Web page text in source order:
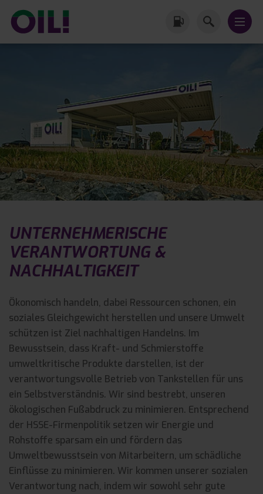
UNTERNEHMERISCHE
VERANTWORTUNG &
NACHHALTIGKEIT
Ökonomisch handeln, dabei Ressourcen schonen, ein
soziales Gleichgewicht herstellen und unsere Umwelt
schützen ist Ziel nachhaltigen Handelns. Im
Bewusstsein, dass Kraft- und Schmierstoffe
umweltkritische Produkte darstellen, ist der
verantwortungsvolle Betrieb von Tankstellen für uns
ein Selbstverständnis. Wir sind bestrebt, unseren
ökologischen Fußabdruck zu minimieren. Entsprechend
der HSSE-Firmenpolitik setzen wir Energie und
Rohstoffe sparsam ein und fördern das
Umweltbewusstsein von Mitarbeitern, um schädliche
Einflüsse zu minimieren. Wir kommen unserer sozialen
Verantwortung nach, indem wir sowohl sehr gute